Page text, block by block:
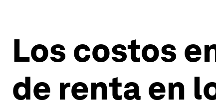
Los costos
de renta en